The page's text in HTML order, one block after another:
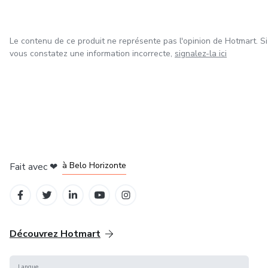
formation en ligne
bien-être
gagner de l’argent en ligne
formation digitale
Le contenu de ce produit ne représente pas l'opinion de Hotmart. Si
vous constatez une information incorrecte, signalez-la ici
Fait avec ❤ à Belo Horizonte
Découvrez Hotmart